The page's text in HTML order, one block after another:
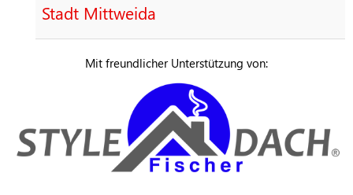
Stadt Mittweida
Mit freundlicher Unterstützung von: